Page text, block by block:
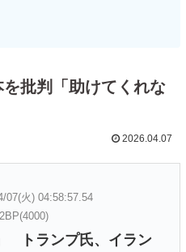
批判「助けてくれな
2026.04.07
07(火) 04:58:57.54
トランプ氏、イラン